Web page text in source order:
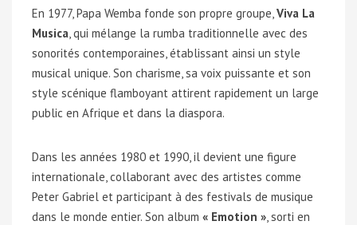
En 1977, Papa Wemba fonde son propre groupe,Viva La
Musica, qui mélange la rumba traditionnelle avec des
sonorités contemporaines, établissant ainsi un style
musical unique. Son charisme, sa voix puissante et son
style scénique flamboyant attirent rapidement un large
public en Afrique et dans la diaspora.
Dans les années 1980 et 1990, il devient une figure
internationale, collaborant avec des artistes comme
Peter Gabriel et participant à des festivals de musique
dans le monde entier. Son album « Emotion », sorti en